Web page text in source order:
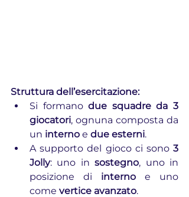
Struttura dell’esercitazione:
Si formano due squadre da 3
giocatori, ognuna composta da
un interno e due esterni.
A supporto del gioco ci sono 3
Jolly: uno in sostegno, uno in
posizione di interno e uno
come vertice avanzato.